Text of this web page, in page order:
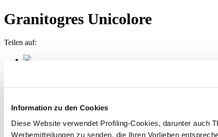
Information zu den Cookies
Diese Website verwendet Profiling-Cookies, darunter auch
Werbemitteilungen zu senden, die Ihren Vorlieben
Granitogres Unicolore
Teilen auf: